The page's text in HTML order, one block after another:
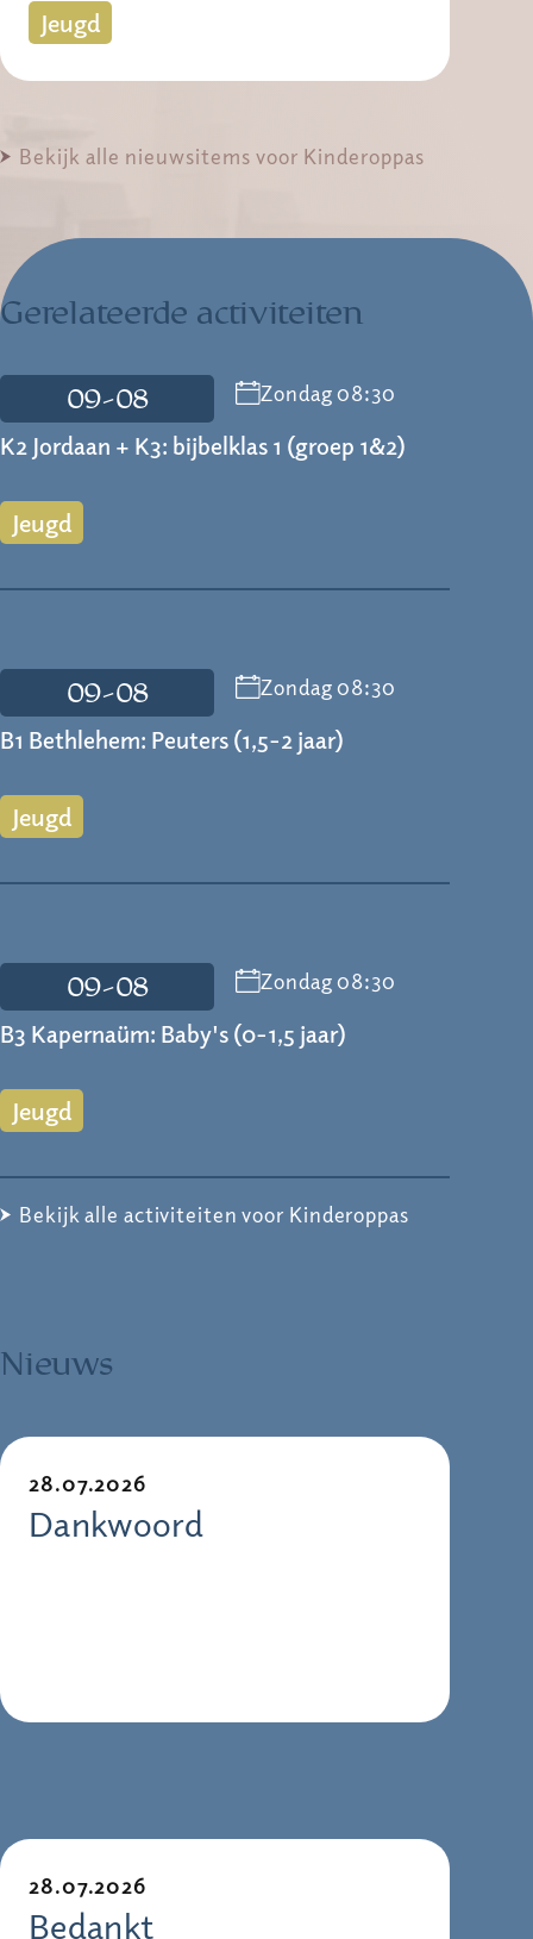
Jeugd
Bekijk alle nieuwsitems voor Kinderoppas
Gerelateerde activiteiten
09-08 Zondag 08:30
K2 Jordaan + K3: bijbelklas 1 (groep 1&2)
Jeugd
09-08 Zondag 08:30
B1 Bethlehem: Peuters (1,5-2 jaar)
Jeugd
09-08 Zondag 08:30
B3 Kapernaüm: Baby's (0-1,5 jaar)
Jeugd
Bekijk alle activiteiten voor Kinderoppas
Nieuws
28.07.2026
Dankwoord
28.07.2026
Bedankt